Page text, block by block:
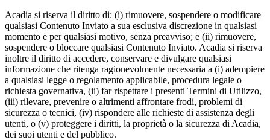
Acadia si riserva il diritto di: (i) rimuovere, sospendere o modificare
qualsiasi Contenuto Inviato a sua esclusiva discrezione in qualsiasi
momento e per qualsiasi motivo, senza preavviso; e (ii) rimuovere,
sospendere o bloccare qualsiasi Contenuto Inviato. Acadia si riserva
inoltre il diritto di accedere, conservare e divulgare qualsiasi
informazione che ritenga ragionevolmente necessaria a (i) adempiere
a qualsiasi legge o regolamento applicabile, procedura legale o
richiesta governativa, (ii) far rispettare i presenti Termini di Utilizzo,
(iii) rilevare, prevenire o altrimenti affrontare frodi, problemi di
sicurezza o tecnici, (iv) rispondere alle richieste di assistenza degli
utenti, o (v) proteggere i diritti, la proprietà o la sicurezza di Acadia,
dei suoi utenti e del pubblico.